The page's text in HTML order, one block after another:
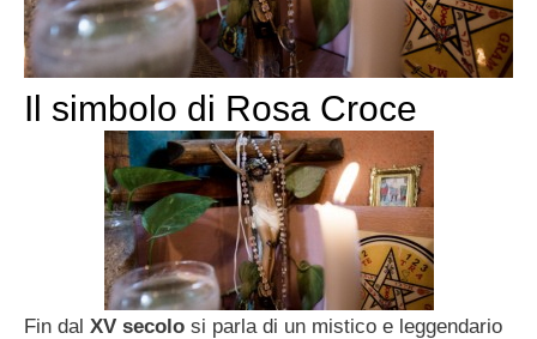
Il simbolo di Rosa Croce
Fin dal XV secolo si parla di un mistico e leggendario